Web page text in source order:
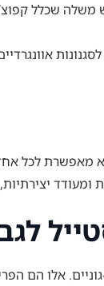
שכלל
מאפשרת לכל אחד
ומעודד
אלו הם